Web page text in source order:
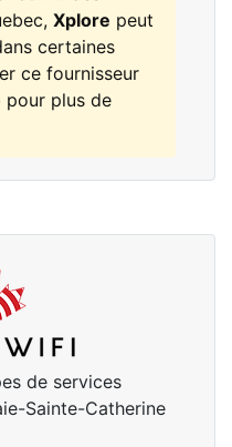
Xplore peut
certaines
ce fournisseur
pour plus de
de services
Sainte-Catherine